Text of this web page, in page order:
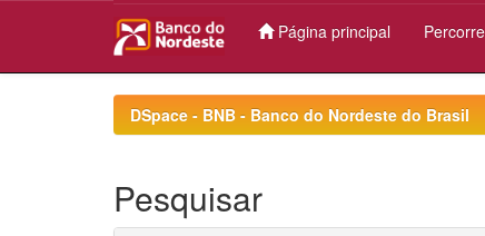
Página principal
DSpace - BNB - Banco do Nordeste do Brasil
Pesquisar